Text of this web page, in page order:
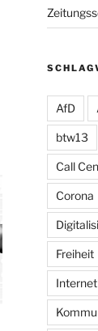
AfD
btw13
Call
Corona
Freiheit
Internet